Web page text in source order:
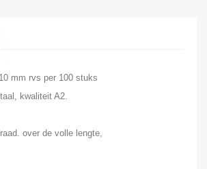
mm rvs per 100 stuks
kwaliteit A2.
over de volle lengte,